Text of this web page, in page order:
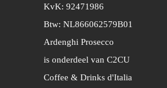
KvK: 92471986
Btw: NL866062579B01
Ardenghi Prosecco
is onderdeel van C2CU
Coffee & Drinks d'Italia